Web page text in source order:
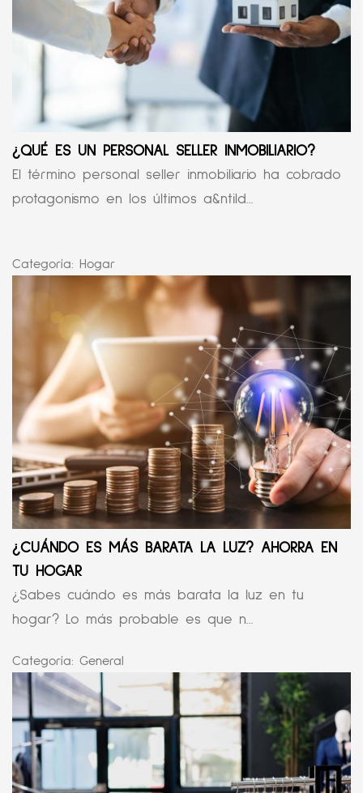
¿QUÉ ES UN PERSONAL SELLER INMOBILIARIO?
El término personal seller inmobiliario ha cobrado
protagonismo en los últimos a&ntild...
Categoría: Hogar
¿CUÁNDO ES MÁS BARATA LA LUZ? AHORRA EN
TU HOGAR
¿Sabes cuándo es más barata la luz en tu
hogar? Lo más probable es que n...
Categoría: General